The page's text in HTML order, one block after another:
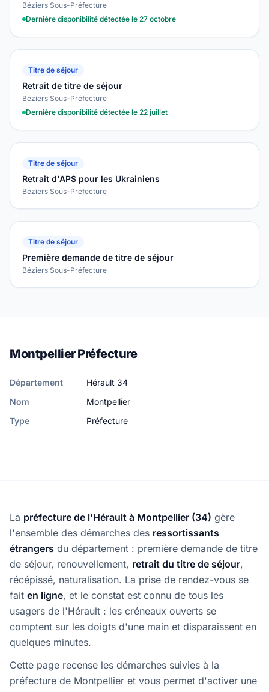
Béziers Sous-Préfecture
Dernière disponibilité détectée le 27 octobre
Titre de séjour
Retrait de titre de séjour
Béziers Sous-Préfecture
Dernière disponibilité détectée le 22 juillet
Titre de séjour
Retrait d'APS pour les Ukrainiens
Béziers Sous-Préfecture
Titre de séjour
Première demande de titre de séjour
Béziers Sous-Préfecture
Montpellier Préfecture
Département
Hérault 34
Nom
Montpellier
Type
Préfecture
La préfecture de l'Hérault à Montpellier (34) gère
l'ensemble des démarches des ressortissants
étrangers du département : première demande de titre
de séjour, renouvellement, retrait du titre de séjour,
récépissé, naturalisation. La prise de rendez-vous se
fait en ligne, et le constat est connu de tous les
usagers de l'Hérault : les créneaux ouverts se
comptent sur les doigts d'une main et disparaissent en
quelques minutes.
Cette page recense les démarches suivies à la
préfecture de Montpellier et vous permet d'activer une